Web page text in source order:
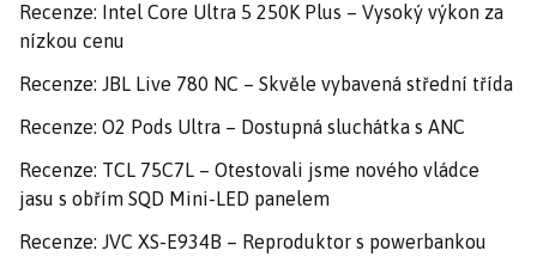
Recenze: Intel Core Ultra 5 250K Plus – Vysoký výkon za
nízkou cenu
Recenze: JBL Live 780 NC – Skvěle vybavená střední třída
Recenze: O2 Pods Ultra – Dostupná sluchátka s ANC
Recenze: TCL 75C7L – Otestovali jsme nového vládce
jasu s obřím SQD Mini-LED panelem
Recenze: JVC XS-E934B – Reproduktor s powerbankou